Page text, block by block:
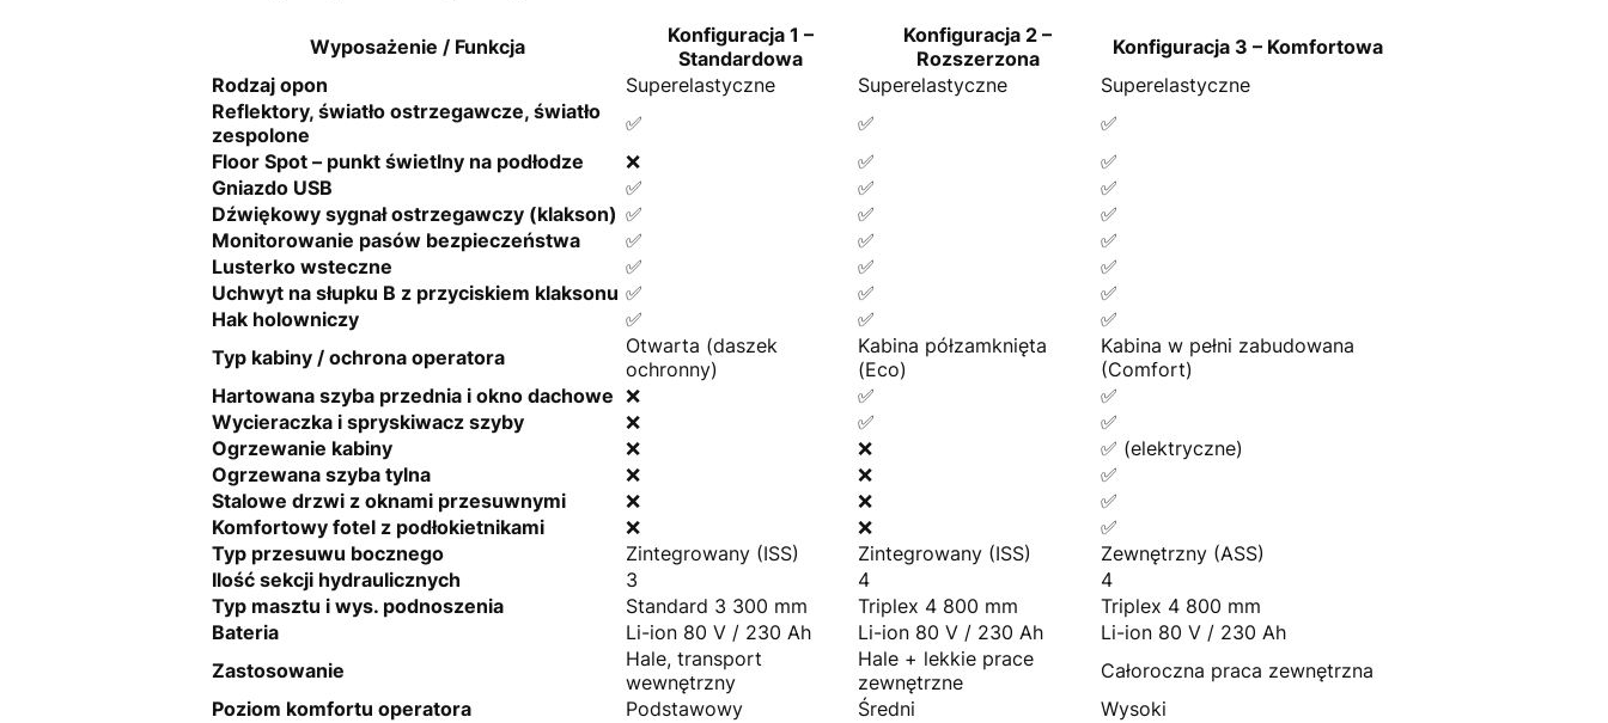
Wyposażenie / Funkcja
Konfiguracja 1 –
Standardowa
Konfiguracja 2 –
Rozszerzona
Konfiguracja 3 – Komfortowa
Rodzaj opon
Superelastyczne Superelastyczne
Superelastyczne
Reflektory, światło ostrzegawcze, światło
zespolone
✅ ✅
✅
Floor Spot – punkt świetlny na podłodze
❌ ✅
✅
Gniazdo USB
✅ ✅
✅
Dźwiękowy sygnał ostrzegawczy (klakson) ✅ ✅
✅
Monitorowanie pasów bezpieczeństwa
✅ ✅
✅
Lusterko wsteczne
✅ ✅
✅
Uchwyt na słupku B z przyciskiem klaksonu ✅ ✅
✅
Hak holowniczy
✅ ✅
✅
Typ kabiny / ochrona operatora
Otwarta (daszek
ochronny)
Kabina półzamknięta
(Eco)
Kabina w pełni zabudowana
(Comfort)
Hartowana szyba przednia i okno dachowe ❌ ✅
✅
Wycieraczka i spryskiwacz szyby
❌ ✅
✅
Ogrzewanie kabiny
❌ ❌
✅ (elektryczne)
Ogrzewana szyba tylna
❌ ❌
✅
Stalowe drzwi z oknami przesuwnymi
❌ ❌
✅
Komfortowy fotel z podłokietnikami
❌ ❌
✅
Typ przesuwu bocznego
Zintegrowany (ISS) Zintegrowany (ISS)
Zewnętrzny (ASS)
Ilość sekcji hydraulicznych
3 4
4
Typ masztu i wys. podnoszenia
Standard 3 300 mm Triplex 4 800 mm
Triplex 4 800 mm
Bateria
Li-ion 80 V / 230 Ah Li-ion 80 V / 230 Ah
Li-ion 80 V / 230 Ah
Zastosowanie
Hale, transport
wewnętrzny
Hale + lekkie prace
zewnętrzne
Całoroczna praca zewnętrzna
Poziom komfortu operatora
Podstawowy Średni Wysoki